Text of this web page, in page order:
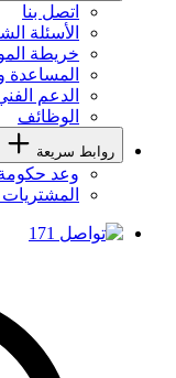
اتصل بنا
الأسئلة
خريطة
المساعدة
الدعم
الوظائف
روابط سريعة
وعد حكومة